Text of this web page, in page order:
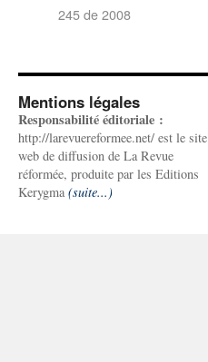
245 de 2008
Mentions légales
Responsabilité éditoriale :
http://larevuereformee.net/ est le site
web de diffusion de La Revue
réformée, produite par les Editions
Kerygma (suite...)